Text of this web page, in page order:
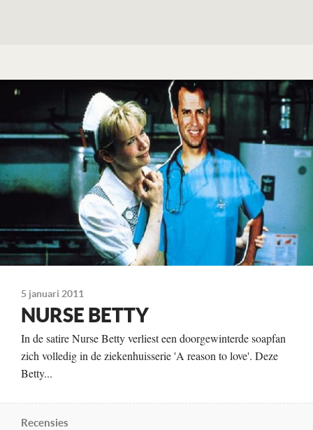
5 januari 2011
NURSE BETTY
In de satire Nurse Betty verliest een doorgewinterde soapfan
zich volledig in de ziekenhuisserie 'A reason to love'. Deze
Betty...
Recensies